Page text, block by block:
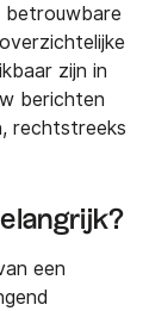
betrouwbare
zijn in
berichten
rechtstreeks
een